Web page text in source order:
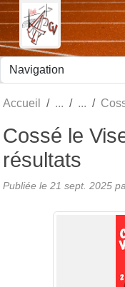
Accueil
Cossé le
résultats
Publiée le 21 sept. 2025
Panneau de gestion